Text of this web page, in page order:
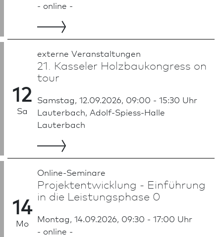
- online -
12
Sa
externe Veran­staltungen
21. Kasseler Holz­baukongress on
tour
Samstag, 12.09.2026, 09:00 - 15:30 Uhr
Lauterbach, Adolf-Spiess-Halle
Lauterbach
14
Mo
Online-Seminare
Projekt­ent­wicklung - Einführung
in die Leistungsphase 0
Montag, 14.09.2026, 09:30 - 17:00 Uhr
- online -